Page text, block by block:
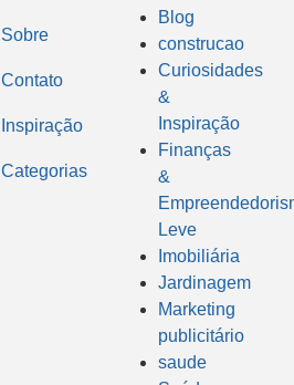
Sobre
Contato
Inspiração
Categorias
Blog
construcao
Curiosidades
&
Inspiração
Finanças
&
Leve
Imobiliária
Jardinagem
Marketing
publicitário
saude